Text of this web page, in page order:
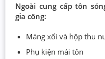
Ngoài cung cấp tôn
gia công:
Máng xối và hộp thu
Phụ kiện mái tôn